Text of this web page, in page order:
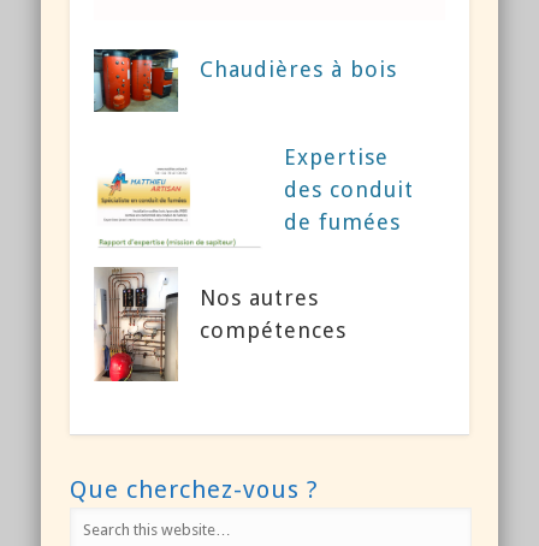
Chaudières à bois
Expertise
des conduit
de fumées
Nos autres
compétences
Que cherchez-vous ?